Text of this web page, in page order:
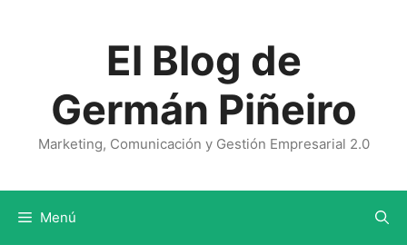
El Blog de
Germán Piñeiro
Marketing, Comunicación y Gestión Empresarial 2.0
Menú